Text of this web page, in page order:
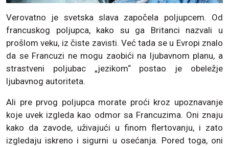
Verovatno je svetska slava započela poljupcem. Od
francuskog poljupca, kako su ga Britanci nazvali u
prošlom veku, iz čiste zavisti. Već tada se u Evropi znalo
da se Francuzi ne mogu zaobići na ljubavnom planu, a
strastveni poljubac „jezikom“ postao je obeležje
ljubavnog autoriteta.
Ali pre prvog poljupca morate proći kroz upoznavanje
koje uvek izgleda kao odmor sa Francuzima. Oni znaju
kako da zavode, uživajući u finom flertovanju, i zato
izgledaju iskreno i sigurni u osećanja. Pored toga, oni